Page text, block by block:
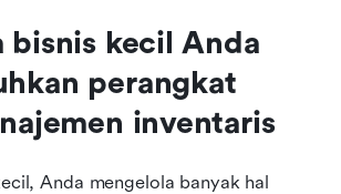
bisnis kecil Anda
perangkat
inventaris
Anda mengelola banyak hal